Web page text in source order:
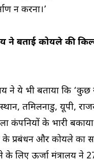
न करना।’
ने बताई कोयले की
ने ये भी बताया कि ‘कुछ
तमिलनाडु, यूपी,
कंपनियों के भारी
के प्रबंधन और कोयले का
के लिए ऊर्जा मंत्रालय ने